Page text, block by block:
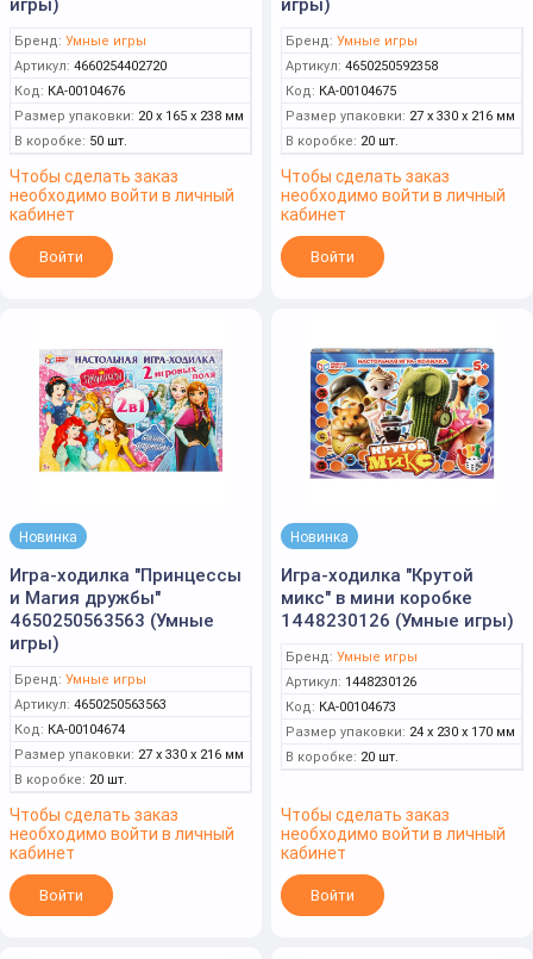
Бренд: Умные игры
Артикул: 4660254402720
Код: КА-00104676
Размер упаковки: 20 x 165 x 238 мм
В коробке: 50 шт.
Чтобы сделать заказ
необходимо войти в личный
кабинет
Войти
Бренд: Умные игры
Артикул: 4650250592358
Код: КА-00104675
Размер упаковки: 27 x 330 x 216 мм
В коробке: 20 шт.
Чтобы сделать заказ
необходимо войти в личный
кабинет
Войти
Новинка
Игра-ходилка "Принцессы
и Магия дружбы"
4650250563563 (Умные
игры)
Бренд: Умные игры
Артикул: 4650250563563
Код: КА-00104674
Размер упаковки: 27 x 330 x 216 мм
В коробке: 20 шт.
Чтобы сделать заказ
необходимо войти в личный
кабинет
Войти
Новинка
Игра-ходилка "Крутой
микс" в мини коробке
1448230126 (Умные игры)
Бренд: Умные игры
Артикул: 1448230126
Код: КА-00104673
Размер упаковки: 24 x 230 x 170 мм
В коробке: 20 шт.
Чтобы сделать заказ
необходимо войти в личный
кабинет
Войти